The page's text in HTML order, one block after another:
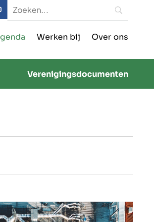
Werken bij Over ons
Verenigingsdocumenten
e
r